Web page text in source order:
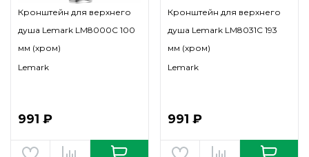
Кронштейн для верхнего
душа Lemark LM8000C 100
мм (хром)
Lemark
991 ₽
Кронштейн для верхнего
душа Lemark LM8031C 193
мм (хром)
Lemark
991 ₽